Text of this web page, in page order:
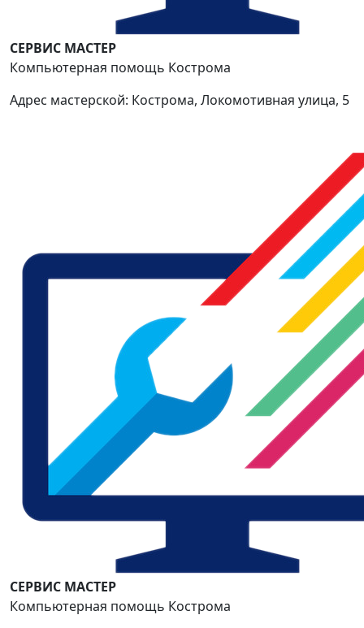
СЕРВИС МАСТЕР
Компьютерная помощь Кострома
Адрес мастерской: Кострома, Локомотивная улица, 5
СЕРВИС МАСТЕР
Компьютерная помощь Кострома